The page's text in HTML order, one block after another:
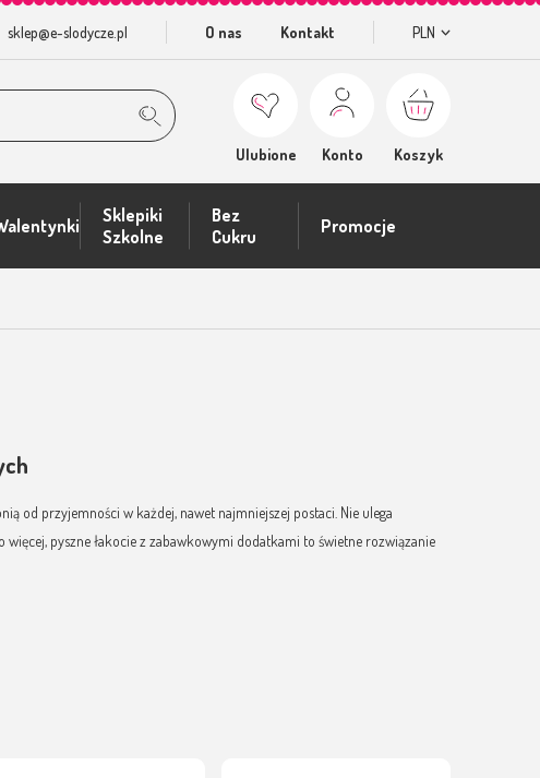
sklep@e-slodycze.pl O nas Kontakt PLN
Koszyk
Konto
Ulubione
Sklepiki
Szkolne
Bez
Cukru
Promocje
od przyjemności w każdej, nawet najmniejszej postaci. Nie ulega
pyszne łakocie z zabawkowymi dodatkami to świetne rozwiązanie